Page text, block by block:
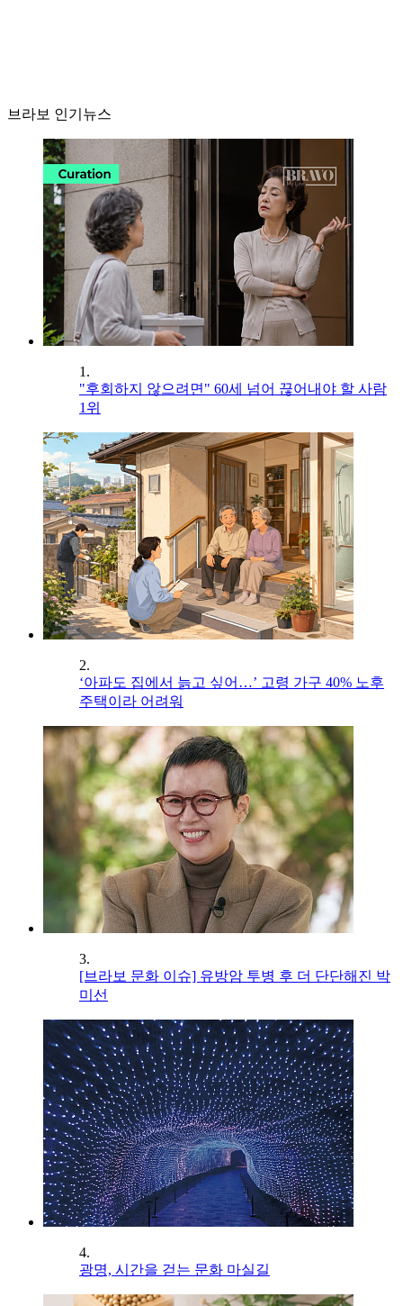
브라보 인기뉴스
1.
"후회하지 않으려면" 60세 넘어 끊어내야 할 사람
1위
2.
‘아파도 집에서 늙고 싶어…’ 고령 가구 40% 노후
주택이라 어려워
3.
[브라보 문화 이슈] 유방암 투병 후 더 단단해진 박
미선
4.
광명, 시간을 걷는 문화 마실길